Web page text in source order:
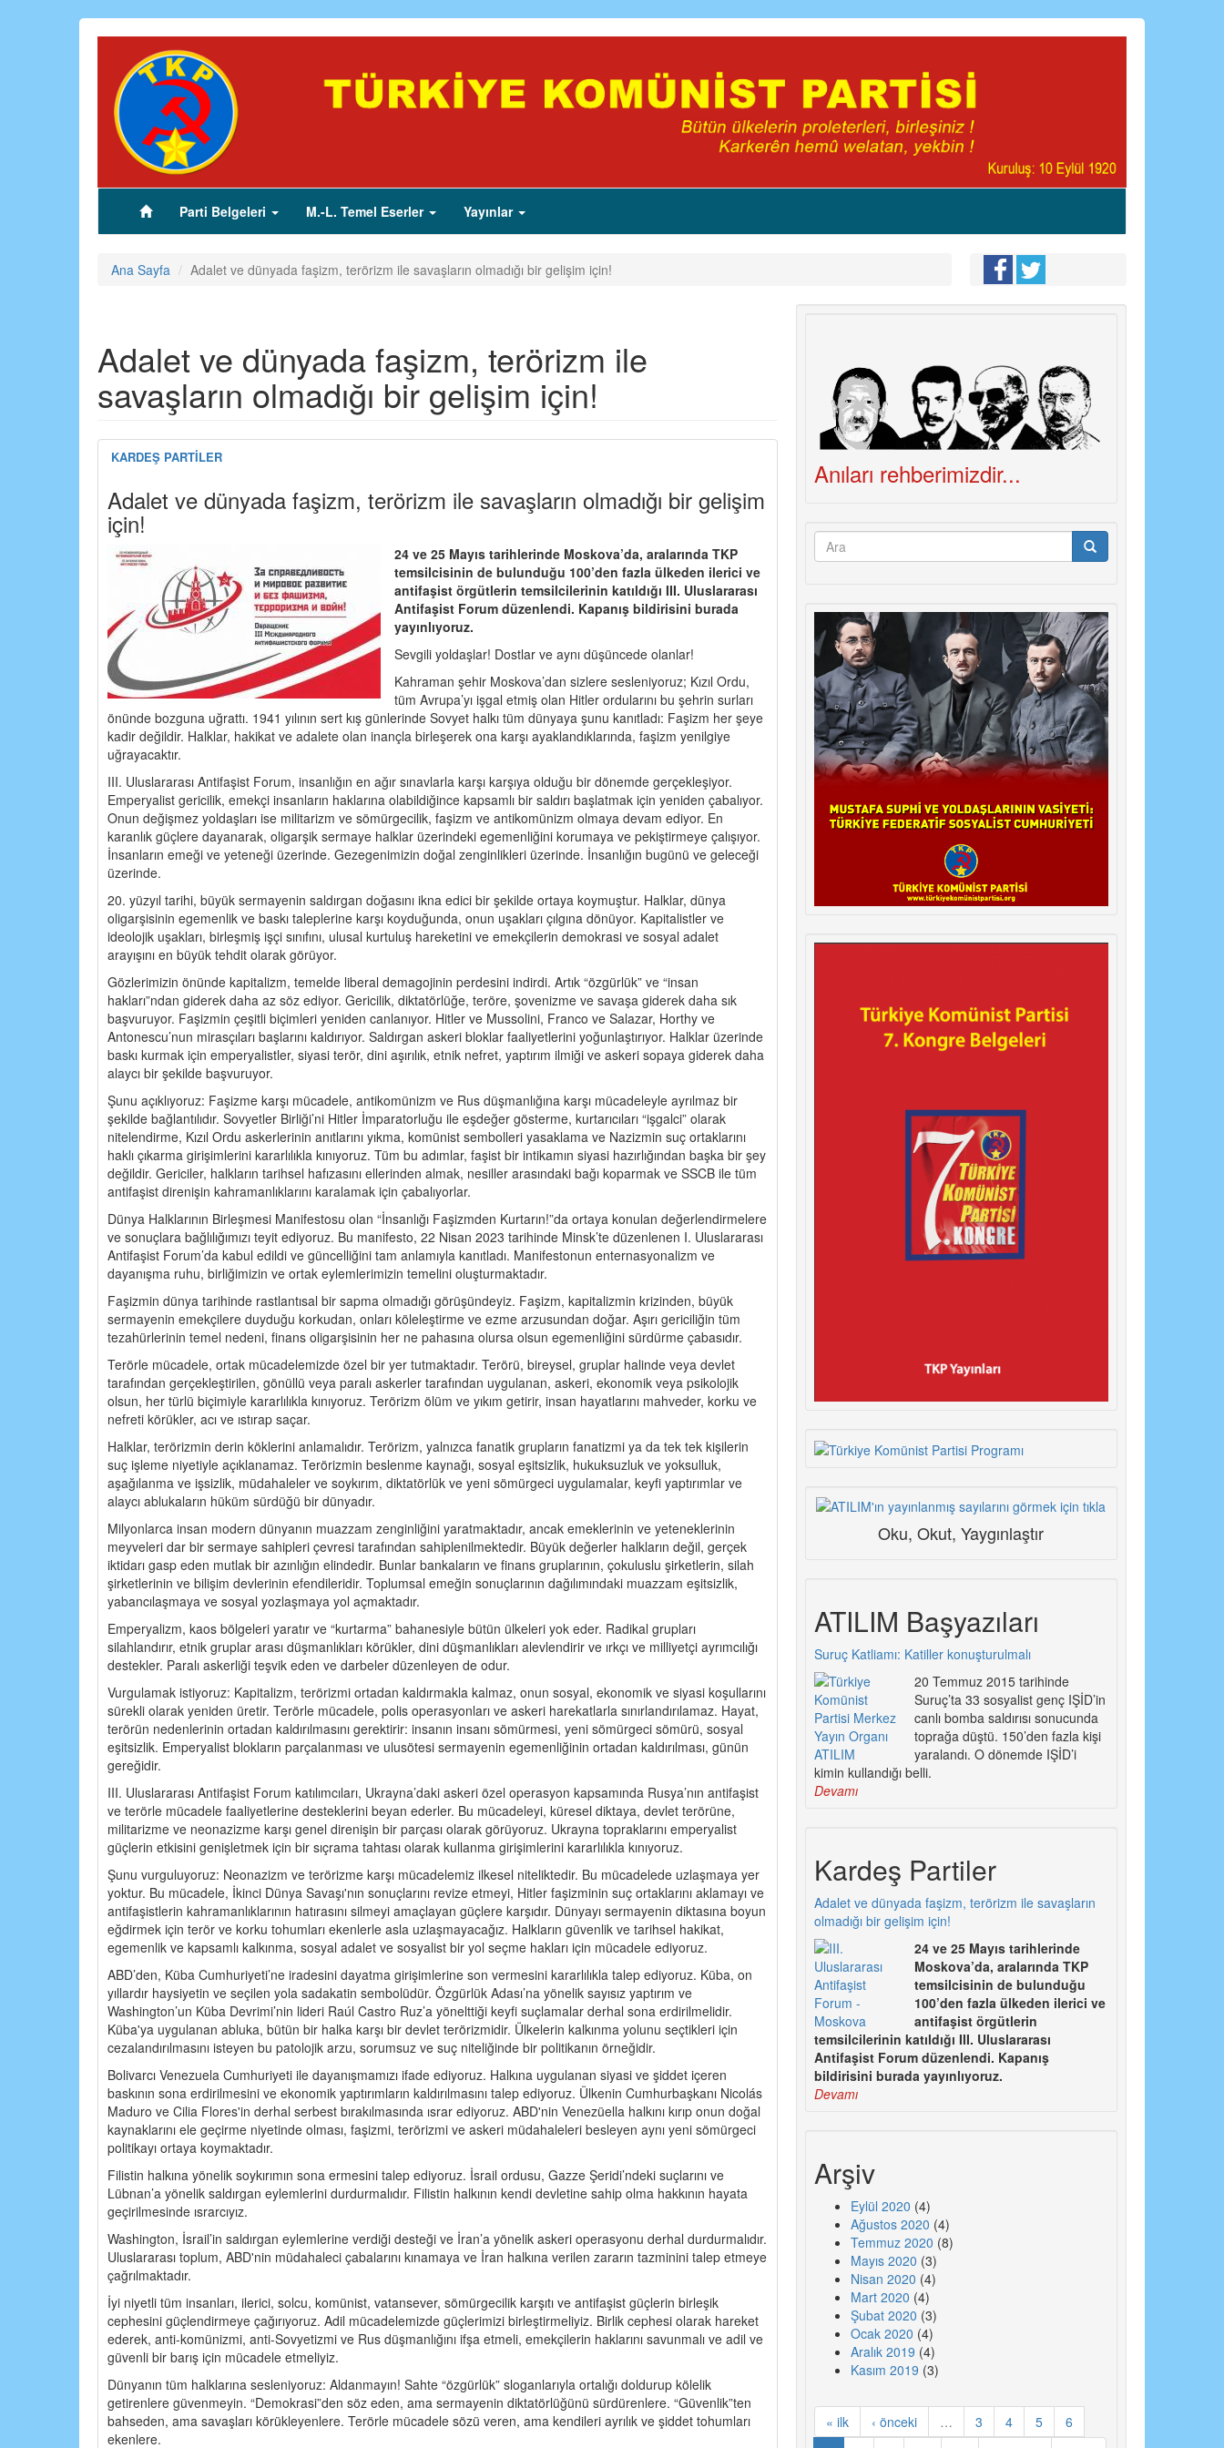
(current)Parti Belgeleri M.-L. Temel Eserler Yayınlar
Ana Sayfa Adalet ve dünyada faşizm, terörizm ile savaşların olmadığı bir gelişim için!
Adalet ve dünyada faşizm, terörizm ile
savaşların olmadığı bir gelişim için!
KARDEŞ PARTİLER
Adalet ve dünyada faşizm, terörizm ile savaşların olmadığı bir gelişim
için!
24 ve 25 Mayıs tarihlerinde Moskova’da, aralarında TKP
temsilcisinin de bulunduğu 100’den fazla ülkeden ilerici ve
antifaşist örgütlerin temsilcilerinin katıldığı III. Uluslararası
Antifaşist Forum düzenlendi. Kapanış bildirisini burada
yayınlıyoruz.
Sevgili yoldaşlar! Dostlar ve aynı düşüncede olanlar!
Kahraman şehir Moskova’dan sizlere sesleniyoruz; Kızıl Ordu,
tüm Avrupa’yı işgal etmiş olan Hitler ordularını bu şehrin surları
önünde bozguna uğrattı. 1941 yılının sert kış günlerinde Sovyet halkı tüm dünyaya şunu kanıtladı: Faşizm her şeye
kadir değildir. Halklar, hakikat ve adalete olan inançla birleşerek ona karşı ayaklandıklarında, faşizm yenilgiye
uğrayacaktır.
III. Uluslararası Antifaşist Forum, insanlığın en ağır sınavlarla karşı karşıya olduğu bir dönemde gerçekleşiyor.
Emperyalist gericilik, emekçi insanların haklarına olabildiğince kapsamlı bir saldırı başlatmak için yeniden çabalıyor.
Onun değişmez yoldaşları ise militarizm ve sömürgecilik, faşizm ve antikomünizm olmaya devam ediyor. En
karanlık güçlere dayanarak, oligarşik sermaye halklar üzerindeki egemenliğini korumaya ve pekiştirmeye çalışıyor.
İnsanların emeği ve yeteneği üzerinde. Gezegenimizin doğal zenginlikleri üzerinde. İnsanlığın bugünü ve geleceği
üzerinde.
20. yüzyıl tarihi, büyük sermayenin saldırgan doğasını ikna edici bir şekilde ortaya koymuştur. Halklar, dünya
oligarşisinin egemenlik ve baskı taleplerine karşı koyduğunda, onun uşakları çılgına dönüyor. Kapitalistler ve
ideolojik uşakları, birleşmiş işçi sınıfını, ulusal kurtuluş hareketini ve emekçilerin demokrasi ve sosyal adalet
arayışını en büyük tehdit olarak görüyor.
Gözlerimizin önünde kapitalizm, temelde liberal demagojinin perdesini indirdi. Artık “özgürlük” ve “insan
hakları”ndan giderek daha az söz ediyor. Gericilik, diktatörlüğe, teröre, şovenizme ve savaşa giderek daha sık
başvuruyor. Faşizmin çeşitli biçimleri yeniden canlanıyor. Hitler ve Mussolini, Franco ve Salazar, Horthy ve
Antonescu’nun mirasçıları başlarını kaldırıyor. Saldırgan askeri bloklar faaliyetlerini yoğunlaştırıyor. Halklar üzerinde
baskı kurmak için emperyalistler, siyasi terör, dini aşırılık, etnik nefret, yaptırım ilmiği ve askeri sopaya giderek daha
alaycı bir şekilde başvuruyor.
Şunu açıklıyoruz: Faşizme karşı mücadele, antikomünizm ve Rus düşmanlığına karşı mücadeleyle ayrılmaz bir
şekilde bağlantılıdır. Sovyetler Birliği’ni Hitler İmparatorluğu ile eşdeğer gösterme, kurtarıcıları “işgalci” olarak
nitelendirme, Kızıl Ordu askerlerinin anıtlarını yıkma, komünist sembolleri yasaklama ve Nazizmin suç ortaklarını
haklı çıkarma girişimlerini kararlılıkla kınıyoruz. Tüm bu adımlar, faşist bir intikamın siyasi hazırlığından başka bir şey
değildir. Gericiler, halkların tarihsel hafızasını ellerinden almak, nesiller arasındaki bağı koparmak ve SSCB ile tüm
antifaşist direnişin kahramanlıklarını karalamak için çabalıyorlar.
Dünya Halklarının Birleşmesi Manifestosu olan “İnsanlığı Faşizmden Kurtarın!”da ortaya konulan değerlendirmelere
ve sonuçlara bağlılığımızı teyit ediyoruz. Bu manifesto, 22 Nisan 2023 tarihinde Minsk’te düzenlenen I. Uluslararası
Antifaşist Forum’da kabul edildi ve güncelliğini tam anlamıyla kanıtladı. Manifestonun enternasyonalizm ve
dayanışma ruhu, birliğimizin ve ortak eylemlerimizin temelini oluşturmaktadır.
Faşizmin dünya tarihinde rastlantısal bir sapma olmadığı görüşündeyiz. Faşizm, kapitalizmin krizinden, büyük
sermayenin emekçilere duyduğu korkudan, onları köleleştirme ve ezme arzusundan doğar. Aşırı gericiliğin tüm
tezahürlerinin temel nedeni, finans oligarşisinin her ne pahasına olursa olsun egemenliğini sürdürme çabasıdır.
Terörle mücadele, ortak mücadelemizde özel bir yer tutmaktadır. Terörü, bireysel, gruplar halinde veya devlet
tarafından gerçekleştirilen, gönüllü veya paralı askerler tarafından uygulanan, askeri, ekonomik veya psikolojik
olsun, her türlü biçimiyle kararlılıkla kınıyoruz. Terörizm ölüm ve yıkım getirir, insan hayatlarını mahveder, korku ve
nefreti körükler, acı ve ıstırap saçar.
Halklar, terörizmin derin köklerini anlamalıdır. Terörizm, yalnızca fanatik grupların fanatizmi ya da tek tek kişilerin
suç işleme niyetiyle açıklanamaz. Terörizmin beslenme kaynağı, sosyal eşitsizlik, hukuksuzluk ve yoksulluk,
aşağılanma ve işsizlik, müdahaleler ve soykırım, diktatörlük ve yeni sömürgeci uygulamalar, keyfi yaptırımlar ve
alaycı ablukaların hüküm sürdüğü bir dünyadır.
Milyonlarca insan modern dünyanın muazzam zenginliğini yaratmaktadır, ancak emeklerinin ve yeteneklerinin
meyveleri dar bir sermaye sahipleri çevresi tarafından sahiplenilmektedir. Büyük değerler halkların değil, gerçek
iktidarı gasp eden mutlak bir azınlığın elindedir. Bunlar bankaların ve finans gruplarının, çokuluslu şirketlerin, silah
şirketlerinin ve bilişim devlerinin efendileridir. Toplumsal emeğin sonuçlarının dağılımındaki muazzam eşitsizlik,
yabancılaşmaya ve sosyal yozlaşmaya yol açmaktadır.
Emperyalizm, kaos bölgeleri yaratır ve “kurtarma” bahanesiyle bütün ülkeleri yok eder. Radikal grupları
silahlandırır, etnik gruplar arası düşmanlıkları körükler, dini düşmanlıkları alevlendirir ve ırkçı ve milliyetçi ayrımcılığı
destekler. Paralı askerliği teşvik eden ve darbeler düzenleyen de odur.
Vurgulamak istiyoruz: Kapitalizm, terörizmi ortadan kaldırmakla kalmaz, onun sosyal, ekonomik ve siyasi koşullarını
sürekli olarak yeniden üretir. Terörle mücadele, polis operasyonları ve askeri harekatlarla sınırlandırılamaz. Hayat,
terörün nedenlerinin ortadan kaldırılmasını gerektirir: insanın insanı sömürmesi, yeni sömürgeci sömürü, sosyal
eşitsizlik. Emperyalist blokların parçalanması ve ulusötesi sermayenin egemenliğinin ortadan kaldırılması, günün
gereğidir.
III. Uluslararası Antifaşist Forum katılımcıları, Ukrayna’daki askeri özel operasyon kapsamında Rusya’nın antifaşist
ve terörle mücadele faaliyetlerine desteklerini beyan ederler. Bu mücadeleyi, küresel diktaya, devlet terörüne,
militarizme ve neonazizme karşı genel direnişin bir parçası olarak görüyoruz. Ukrayna topraklarını emperyalist
güçlerin etkisini genişletmek için bir sıçrama tahtası olarak kullanma girişimlerini kararlılıkla kınıyoruz.
Şunu vurguluyoruz: Neonazizm ve terörizme karşı mücadelemiz ilkesel niteliktedir. Bu mücadelede uzlaşmaya yer
yoktur. Bu mücadele, İkinci Dünya Savaşı'nın sonuçlarını revize etmeyi, Hitler faşizminin suç ortaklarını aklamayı ve
antifaşistlerin kahramanlıklarının hatırasını silmeyi amaçlayan güçlere karşıdır. Dünyayı sermayenin diktasına boyun
eğdirmek için terör ve korku tohumları ekenlerle asla uzlaşmayacağız. Halkların güvenlik ve tarihsel hakikat,
egemenlik ve kapsamlı kalkınma, sosyal adalet ve sosyalist bir yol seçme hakları için mücadele ediyoruz.
ABD’den, Küba Cumhuriyeti’ne iradesini dayatma girişimlerine son vermesini kararlılıkla talep ediyoruz. Küba, on
yıllardır haysiyetin ve seçilen yola sadakatin sembolüdür. Özgürlük Adası’na yönelik sayısız yaptırım ve
Washington’un Küba Devrimi’nin lideri Raúl Castro Ruz’a yönelttiği keyfi suçlamalar derhal sona erdirilmelidir.
Küba'ya uygulanan abluka, bütün bir halka karşı bir devlet terörizmidir. Ülkelerin kalkınma yolunu seçtikleri için
cezalandırılmasını isteyen bu patolojik arzu, sorumsuz ve suç niteliğinde bir politikanın örneğidir.
Bolivarcı Venezuela Cumhuriyeti ile dayanışmamızı ifade ediyoruz. Halkına uygulanan siyasi ve şiddet içeren
baskının sona erdirilmesini ve ekonomik yaptırımların kaldırılmasını talep ediyoruz. Ülkenin Cumhurbaşkanı Nicolás
Maduro ve Cilia Flores'in derhal serbest bırakılmasında ısrar ediyoruz. ABD'nin Venezüella halkını kırıp onun doğal
kaynaklarını ele geçirme niyetinde olması, faşizmi, terörizmi ve askeri müdahaleleri besleyen aynı yeni sömürgeci
politikayı ortaya koymaktadır.
Filistin halkına yönelik soykırımın sona ermesini talep ediyoruz. İsrail ordusu, Gazze Şeridi’ndeki suçlarını ve
Lübnan’a yönelik saldırgan eylemlerini durdurmalıdır. Filistin halkının kendi devletine sahip olma hakkının hayata
geçirilmesinde ısrarcıyız.
Washington, İsrail’in saldırgan eylemlerine verdiği desteği ve İran’a yönelik askeri operasyonu derhal durdurmalıdır.
Uluslararası toplum, ABD'nin müdahaleci çabalarını kınamaya ve İran halkına verilen zararın tazminini talep etmeye
çağrılmaktadır.
İyi niyetli tüm insanları, ilerici, solcu, komünist, vatansever, sömürgecilik karşıtı ve antifaşist güçlerin birleşik
cephesini güçlendirmeye çağırıyoruz. Adil mücadelemizde güçlerimizi birleştirmeliyiz. Birlik cephesi olarak hareket
ederek, anti-komünizmi, anti-Sovyetizmi ve Rus düşmanlığını ifşa etmeli, emekçilerin haklarını savunmalı ve adil ve
güvenli bir barış için mücadele etmeliyiz.
Dünyanın tüm halklarına sesleniyoruz: Aldanmayın! Sahte “özgürlük” sloganlarıyla ortalığı doldurup kölelik
getirenlere güvenmeyin. “Demokrasi”den söz eden, ama sermayenin diktatörlüğünü sürdürenlere. “Güvenlik”ten
bahseden, ama savaşları körükleyenlere. Terörle mücadele sözü veren, ama kendileri ayrılık ve şiddet tohumları
ekenlere.
Anıları rehberimizdir...
Arama
Oku, Okut, Yaygınlaştır
ATILIM Başyazıları
Suruç Katliamı: Katiller konuşturulmalı
20 Temmuz 2015 tarihinde
Suruç’ta 33 sosyalist genç IŞİD’in
canlı bomba saldırısı sonucunda
toprağa düştü. 150’den fazla kişi
yaralandı. O dönemde IŞİD’i
kimin kullandığı belli.
Devamı
Kardeş Partiler
Adalet ve dünyada faşizm, terörizm ile savaşların
olmadığı bir gelişim için!
24 ve 25 Mayıs tarihlerinde
Moskova’da, aralarında TKP
temsilcisinin de bulunduğu
100’den fazla ülkeden ilerici ve
antifaşist örgütlerin
temsilcilerinin katıldığı III. Uluslararası
Antifaşist Forum düzenlendi. Kapanış
bildirisini burada yayınlıyoruz.
Devamı
Arşiv
Eylül 2020 (4)
Ağustos 2020 (4)
Temmuz 2020 (8)
Mayıs 2020 (3)
Nisan 2020 (4)
Mart 2020 (4)
Şubat 2020 (3)
Ocak 2020 (4)
Aralık 2019 (4)
Kasım 2019 (3)
« ilk ‹ önceki … 3 4 5
6